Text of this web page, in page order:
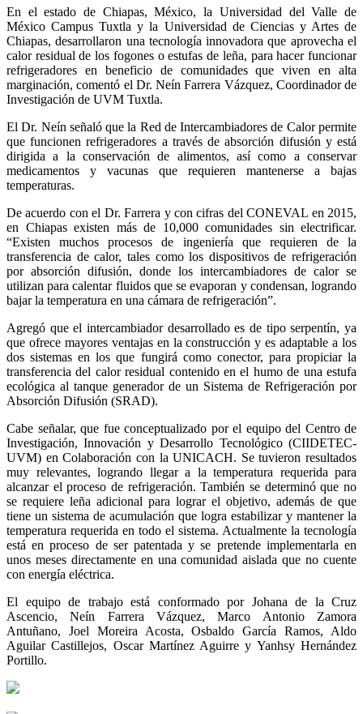
En el estado de Chiapas, México, la Universidad del Valle de
México Campus Tuxtla y la Universidad de Ciencias y Artes de
Chiapas, desarrollaron una tecnología innovadora que aprovecha el
calor residual de los fogones o estufas de leña, para hacer funcionar
refrigeradores en beneficio de comunidades que viven en alta
marginación, comentó el Dr. Neín Farrera Vázquez, Coordinador de
Investigación de UVM Tuxtla.
El Dr. Neín señaló que la Red de Intercambiadores de Calor permite
que funcionen refrigeradores a través de absorción difusión y está
dirigida a la conservación de alimentos, así como a conservar
medicamentos y vacunas que requieren mantenerse a bajas
temperaturas.
De acuerdo con el Dr. Farrera y con cifras del CONEVAL en 2015,
en Chiapas existen más de 10,000 comunidades sin electrificar.
“Existen muchos procesos de ingeniería que requieren de la
transferencia de calor, tales como los dispositivos de refrigeración
por absorción difusión, donde los intercambiadores de calor se
utilizan para calentar fluidos que se evaporan y condensan, logrando
bajar la temperatura en una cámara de refrigeración”.
Agregó que el intercambiador desarrollado es de tipo serpentín, ya
que ofrece mayores ventajas en la construcción y es adaptable a los
dos sistemas en los que fungirá como conector, para propiciar la
transferencia del calor residual contenido en el humo de una estufa
ecológica al tanque generador de un Sistema de Refrigeración por
Absorción Difusión (SRAD).
Cabe señalar, que fue conceptualizado por el equipo del Centro de
Investigación, Innovación y Desarrollo Tecnológico (CIIDETEC-
UVM) en Colaboración con la UNICACH. Se tuvieron resultados
muy relevantes, logrando llegar a la temperatura requerida para
alcanzar el proceso de refrigeración. También se determinó que no
se requiere leña adicional para lograr el objetivo, además de que
tiene un sistema de acumulación que logra estabilizar y mantener la
temperatura requerida en todo el sistema. Actualmente la tecnología
está en proceso de ser patentada y se pretende implementarla en
unos meses directamente en una comunidad aislada que no cuente
con energía eléctrica.
El equipo de trabajo está conformado por Johana de la Cruz
Ascencio, Neín Farrera Vázquez, Marco Antonio Zamora
Antuñano, Joel Moreira Acosta, Osbaldo García Ramos, Aldo
Aguilar Castillejos, Oscar Martínez Aguirre y Yanhsy Hernández
Portillo.